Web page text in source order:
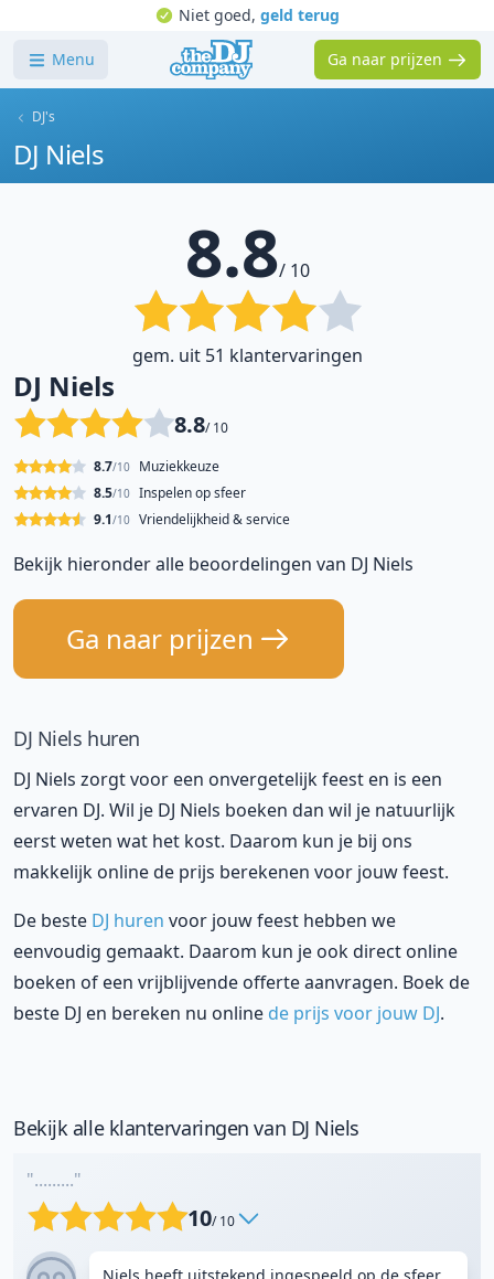
Niet goed, geld terug
Menu Ga naar prijzen
DJ's
DJ Niels
8.8/ 10
gem. uit 51 klantervaringen
DJ Niels
8.8/ 10
Muziekkeuze
8.7/10
Inspelen op sfeer
8.5/10
Vriendelijkheid & service
9.1/10
Bekijk hieronder alle beoordelingen van DJ Niels
Ga naar prijzen
DJ Niels huren
DJ Niels zorgt voor een onvergetelijk feest en is een
ervaren DJ. Wil je DJ Niels boeken dan wil je natuurlijk
eerst weten wat het kost. Daarom kun je bij ons
makkelijk online de prijs berekenen voor jouw feest.
De beste DJ huren voor jouw feest hebben we
eenvoudig gemaakt. Daarom kun je ook direct online
boeken of een vrijblijvende offerte aanvragen. Boek de
beste DJ en bereken nu online de prijs voor jouw DJ.
Bekijk alle klantervaringen van DJ Niels
"........."
10/ 10